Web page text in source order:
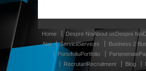
Home Despre NoiAbout usDespre Noi
Noi
ServiciiServices Business 2
PortofoliuPortfolio Parteneriate
RecrutariRecruitment Blog